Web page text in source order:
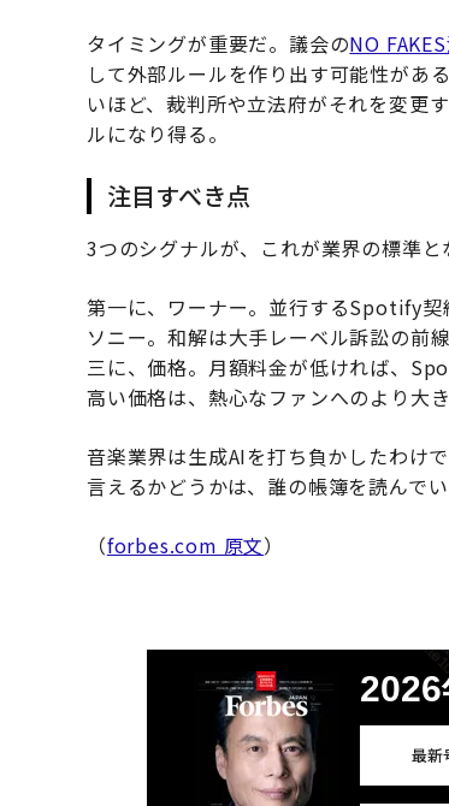
タイミングが重要だ。議会のNO
して外部ルールを作り出す可能性があ
いほど、裁判所や立法府がそれを変更
ルになり得る。
注目すべき点
3つのシグナルが、これが業界の標準と
第一に、ワーナー。並行するSpotify契
ソニー。和解は大手レーベル訴訟の前
三に、価格。月額料金が低ければ、
高い価格は、熱心なファンへのより大
音楽業界は生成AIを打ち負かしたわけ
言えるかどうかは、誰の帳簿を読んでい
（forbes.com 原文）
最新